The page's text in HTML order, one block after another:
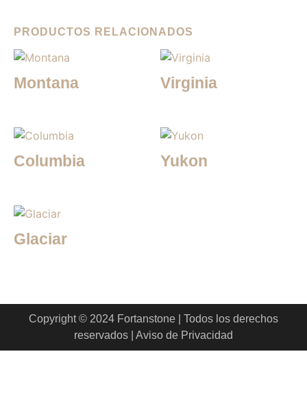
PRODUCTOS RELACIONADOS
Montana Virginia
Columbia Yukon
Glaciar
Copyright © 2024 Fortanstone | Todos los derechos
reservados | Aviso de Privacidad